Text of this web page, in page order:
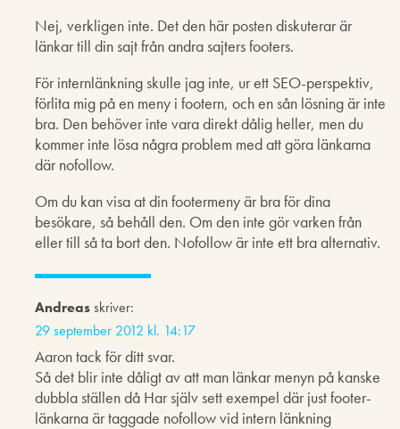
Nej, verkligen inte. Det den här posten diskuterar är
länkar till din sajt från andra sajters footers.
För internlänkning skulle jag inte, ur ett SEO-perspektiv,
förlita mig på en meny i footern, och en sån lösning är inte
bra. Den behöver inte vara direkt dålig heller, men du
kommer inte lösa några problem med att göra länkarna
där nofollow.
Om du kan visa at din footermeny är bra för dina
besökare, så behåll den. Om den inte gör varken från
eller till så ta bort den. Nofollow är inte ett bra alternativ.
Andreasskriver:
29 september 2012 kl. 14:17
Aaron tack för ditt svar.
Så det blir inte dåligt av att man länkar menyn på kanske
dubbla ställen då Har själv sett exempel där just footer-
länkarna är taggade nofollow vid intern länkning